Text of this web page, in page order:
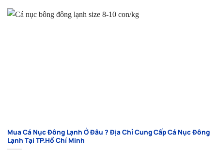
Mua Cá Nục Đông Lạnh Ở Đâu ? Địa Chỉ Cung Cấp Cá Nục Đông
Lạnh Tại TP.Hồ Chí Minh